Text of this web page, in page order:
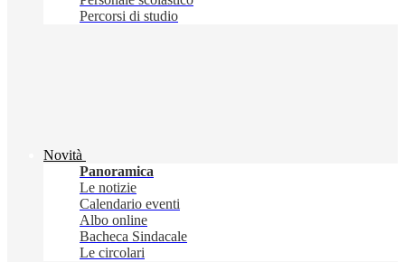
Percorsi di studio
Novità
Panoramica
Le notizie
Calendario eventi
Albo online
Bacheca Sindacale
Le circolari